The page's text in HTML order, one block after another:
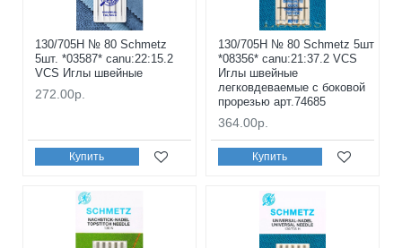
130/705H № 80 Schmetz
5шт. *03587* canu:22:15.2
VCS Иглы швейные
272.00р.
Купить
130/705H № 80 Schmetz 5шт
*08356* canu:21:37.2 VCS
Иглы швейные
легковдеваемые с боковой
прорезью арт.74685
364.00р.
Купить